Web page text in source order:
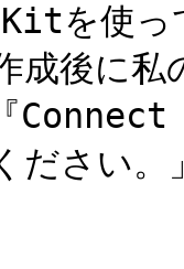
を使
作成後
『
ださい。